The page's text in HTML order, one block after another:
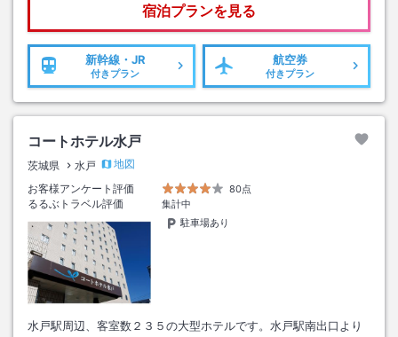
宿泊プランを見る
新幹線・JR
付きプラン
航空券
付きプラン
コートホテル水戸
茨城県 水戸
地図
お客様アンケート評価
80点
るるぶトラベル評価
集計中
駐車場あり
水戸駅周辺、客室数２３５の大型ホテルです。水戸駅南出口より